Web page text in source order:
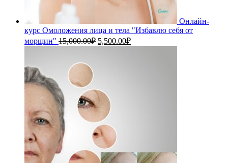
Онлайн-
курс Омоложения лица и тела "Избавлю себя от
морщин" 15,000.00₽ Первоначальная
цена
5,500.00₽Текущая
цена: